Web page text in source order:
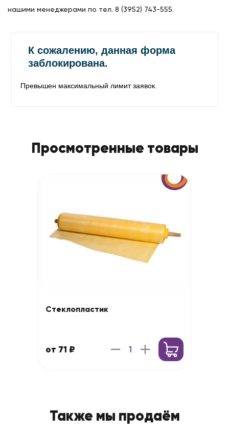
нашими менеджерами по тел. 8 (3952) 743-555.
Просмотренные товары
Стеклопластик
от 71 ₽
Также мы продаём